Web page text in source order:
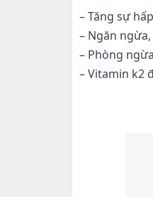
– Tăng sự
– Ngăn
– Phòng
– Vitamin k2